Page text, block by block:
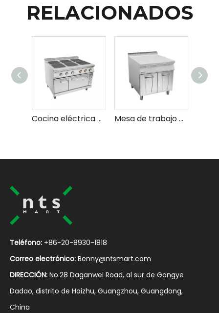
RELACIONADOS
Cocina eléctrica de acero inoxidable para restaurante con horno Mesa de trabajo ambiental de acero inoxidable con gabinete
Teléfono: +86-20-8930-1818
Correo electrónico: Benny@ntsmart.com
DIRECCIÓN: No.28 Daganwei Road, al sur de Gongye
Dadao, distrito de Haizhu, Guangzhou, Guangdong,
China